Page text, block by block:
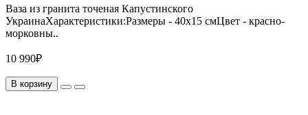
Ваза из гранита точеная Капустинского
УкраинаХарактеристики:Размеры - 40х15 смЦвет - красно-
морковны..
10 990₽
В корзину